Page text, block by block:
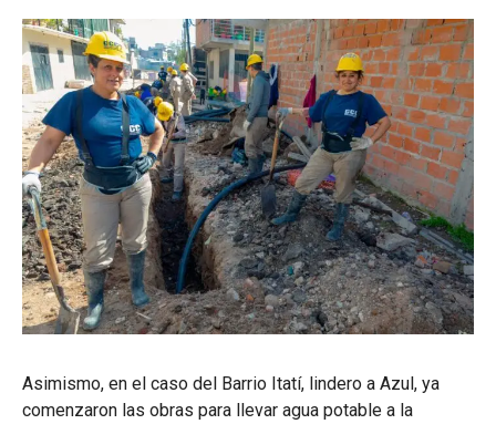
Asimismo, en el caso del Barrio Itatí, lindero a Azul, ya
comenzaron las obras para llevar agua potable a la